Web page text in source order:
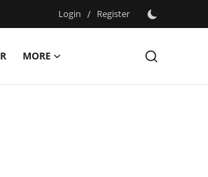
Login / Register
MORE